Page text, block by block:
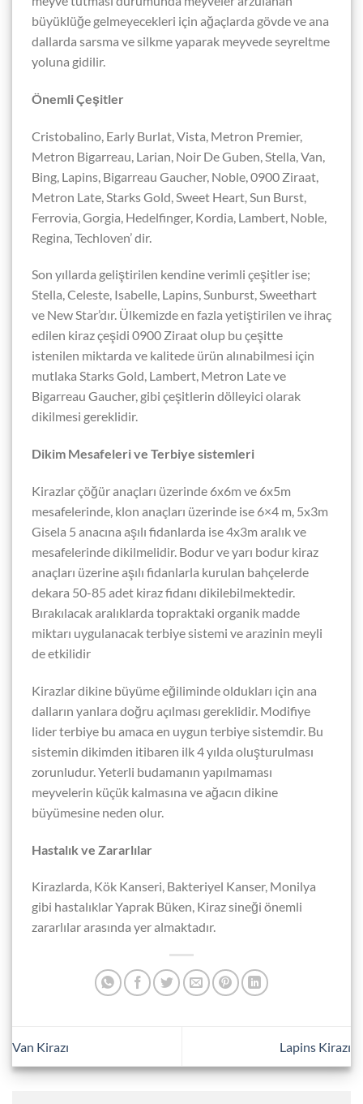
büyüklüğe gelmeyecekleri için ağaçlarda gövde ve ana
dallarda sarsma ve silkme yaparak meyvede seyreltme
yoluna gidilir.
Önemli Çeşitler
Cristobalino, Early Burlat, Vista, Metron Premier,
Metron Bigarreau, Larian, Noir De Guben, Stella, Van,
Bing, Lapins, Bigarreau Gaucher, Noble, 0900 Ziraat,
Metron Late, Starks Gold, Sweet Heart, Sun Burst,
Ferrovia, Gorgia, Hedelfinger, Kordia, Lambert, Noble,
Regina, Techloven’ dir.
Son yıllarda geliştirilen kendine verimli çeşitler ise;
Stella, Celeste, Isabelle, Lapins, Sunburst, Sweethart
ve New Star’dır. Ülkemizde en fazla yetiştirilen ve ihraç
edilen kiraz çeşidi 0900 Ziraat olup bu çeşitte
istenilen miktarda ve kalitede ürün alınabilmesi için
mutlaka Starks Gold, Lambert, Metron Late ve
Bigarreau Gaucher, gibi çeşitlerin dölleyici olarak
dikilmesi gereklidir.
Dikim Mesafeleri ve Terbiye sistemleri
Kirazlar çöğür anaçları üzerinde 6x6m ve 6x5m
mesafelerinde, klon anaçları üzerinde ise 6×4 m, 5x3m
Gisela 5 anacına aşılı fidanlarda ise 4x3m aralık ve
mesafelerinde dikilmelidir. Bodur ve yarı bodur kiraz
anaçları üzerine aşılı fidanlarla kurulan bahçelerde
dekara 50-85 adet kiraz fidanı dikilebilmektedir.
Bırakılacak aralıklarda topraktaki organik madde
miktarı uygulanacak terbiye sistemi ve arazinin meyli
de etkilidir
Kirazlar dikine büyüme eğiliminde oldukları için ana
dalların yanlara doğru açılması gereklidir. Modifiye
lider terbiye bu amaca en uygun terbiye sistemdir. Bu
sistemin dikimden itibaren ilk 4 yılda oluşturulması
zorunludur. Yeterli budamanın yapılmaması
meyvelerin küçük kalmasına ve ağacın dikine
büyümesine neden olur.
Hastalık ve Zararlılar
Kirazlarda, Kök Kanseri, Bakteriyel Kanser, Monilya
gibi hastalıklar Yaprak Büken, Kiraz sineği önemli
zararlılar arasında yer almaktadır.
Van Kirazı Lapins Kirazı